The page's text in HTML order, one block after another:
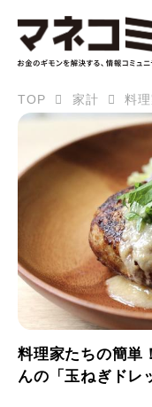
TOP 家計
料理家たちの簡単
んの「玉ねぎドレ